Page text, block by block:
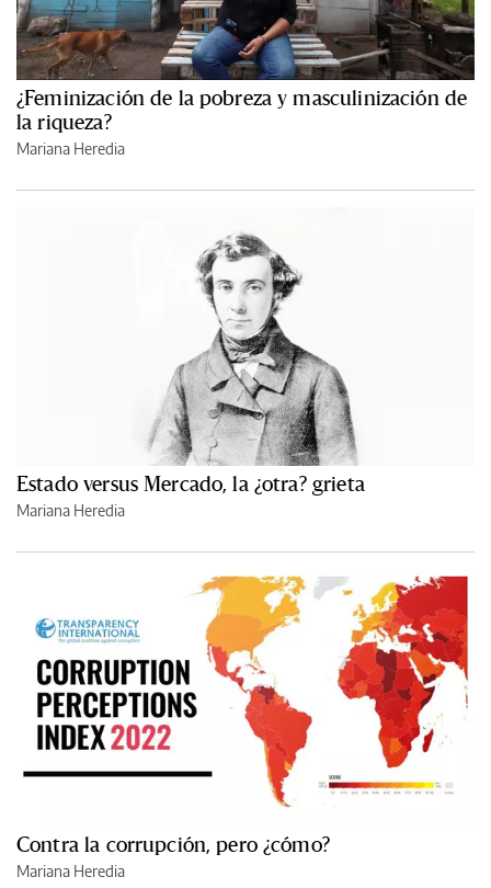
¿Feminización de la pobreza y masculinización de
la riqueza?
Mariana Heredia
Estado versus Mercado, la ¿otra? grieta
Mariana Heredia
Contra la corrupción, pero ¿cómo?
Mariana Heredia